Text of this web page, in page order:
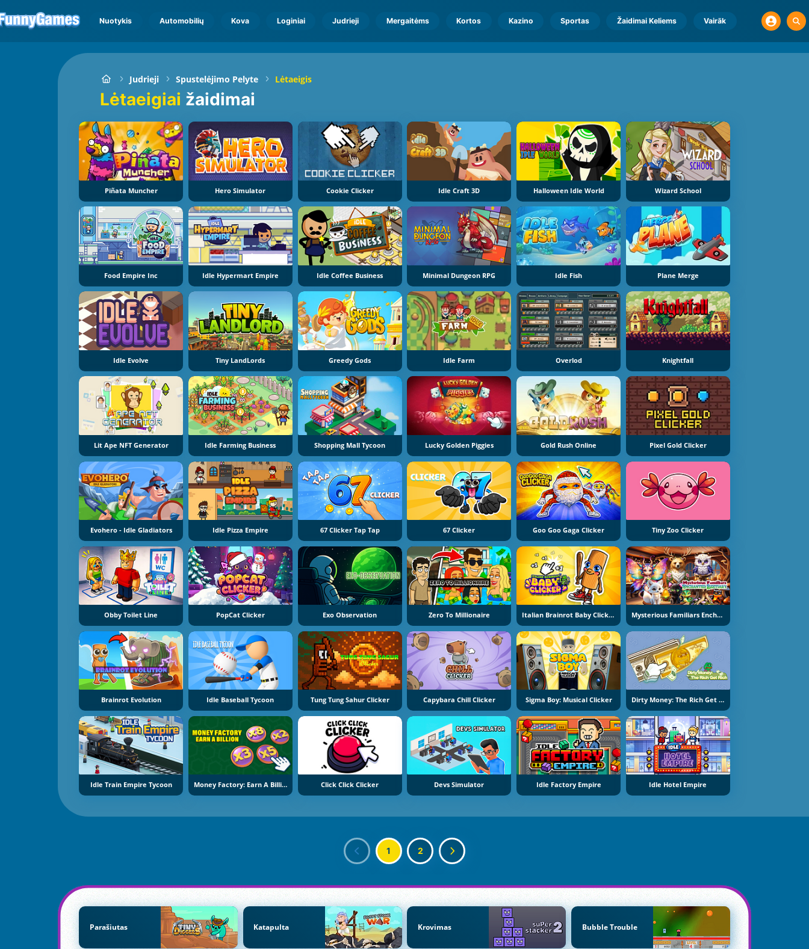
Nuotykis Automobilių Kova Loginiai Judrieji Mergaitėms Kortos Kazino Sportas Žaidimai Keliems Vairāk
Judrieji Spustelėjimo Pelyte Lėtaeigis
Lėtaeigiai žaidimai
Piñata Muncher Hero Simulator Cookie Clicker Idle Craft 3D Halloween Idle World Wizard School
Food Empire Inc Idle Hypermart Empire Idle Coffee Business Minimal Dungeon RPG Idle Fish Plane Merge
Idle Evolve Tiny LandLords Greedy Gods Idle Farm Overlod Knightfall
Lit Ape NFT Generator Idle Farming Business Shopping Mall Tycoon Lucky Golden Piggies Gold Rush Online Pixel Gold Clicker
Evohero - Idle Gladiators Idle Pizza Empire 67 Clicker Tap Tap 67 Clicker Goo Goo Gaga Clicker Tiny Zoo Clicker
Obby Toilet Line PopCat Clicker Exo Observation Zero To Millionaire Italian Brainrot Baby Clicker Mysterious Familiars Enchanted Bestiary
Brainrot Evolution Idle Baseball Tycoon Tung Tung Sahur Clicker Capybara Chill Clicker Sigma Boy: Musical Clicker Dirty Money: The Rich Get Rich
Idle Train Empire Tycoon Money Factory: Earn A Billion Click Click Clicker Devs Simulator Idle Factory Empire Idle Hotel Empire
1 2
Parašiutas Katapulta Krovimas Bubble Trouble